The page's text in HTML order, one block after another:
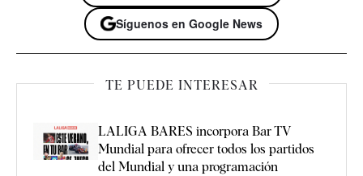
Síguenos en Google News
TE PUEDE INTERESAR
LALIGA BARES incorpora Bar TV
Mundial para ofrecer todos los partidos
del Mundial y una programación